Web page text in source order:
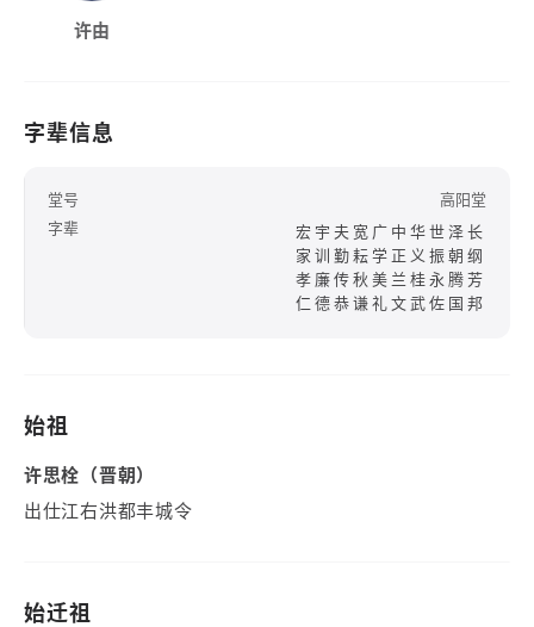
许由
字辈信息
堂号
高阳堂
字辈
宏宇夫宽广中华世泽长
家训勤耘学正义振朝纲
孝廉传秋美兰桂永腾芳
仁德恭谦礼文武佐国邦
始祖
许思栓（晋朝）
出仕江右洪都丰城令
始迁祖